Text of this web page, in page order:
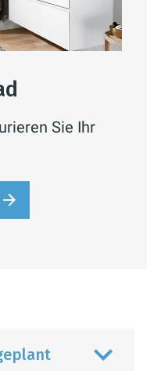
Sie Ihr